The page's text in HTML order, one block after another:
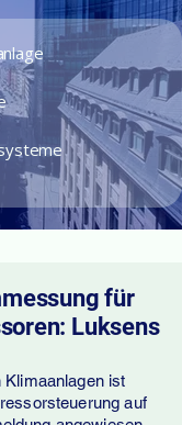
für
Luksens
Klimaanlagen ist
auf